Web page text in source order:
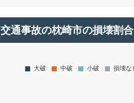
交通事故の枕崎市の損壊割合